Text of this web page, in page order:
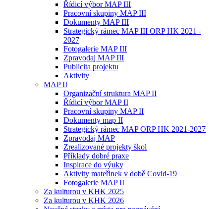
Řídicí výbor MAP III
Pracovní skupiny MAP III
Dokumenty MAP III
Strategický rámec MAP III ORP HK 2021 -
2027
Fotogalerie MAP III
Zpravodaj MAP III
Publicita projektu
Aktivity
MAP II
Organizační struktura MAP II
Řídicí výbor MAP II
Pracovní skupiny MAP II
Dokumenty map II
Strategický rámec MAP ORP HK 2021-2027
Zpravodaj MAP
Zrealizované projekty škol
Příklady dobré praxe
Inspirace do výuky
Aktivity mateřinek v době Covid-19
Fotogalerie MAP II
Za kulturou v KHK 2025
Za kulturou v KHK 2026